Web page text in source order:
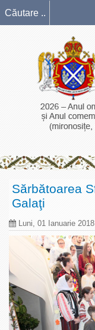
Sărbătoarea
Galaţi
Luni, 01 Ianuarie